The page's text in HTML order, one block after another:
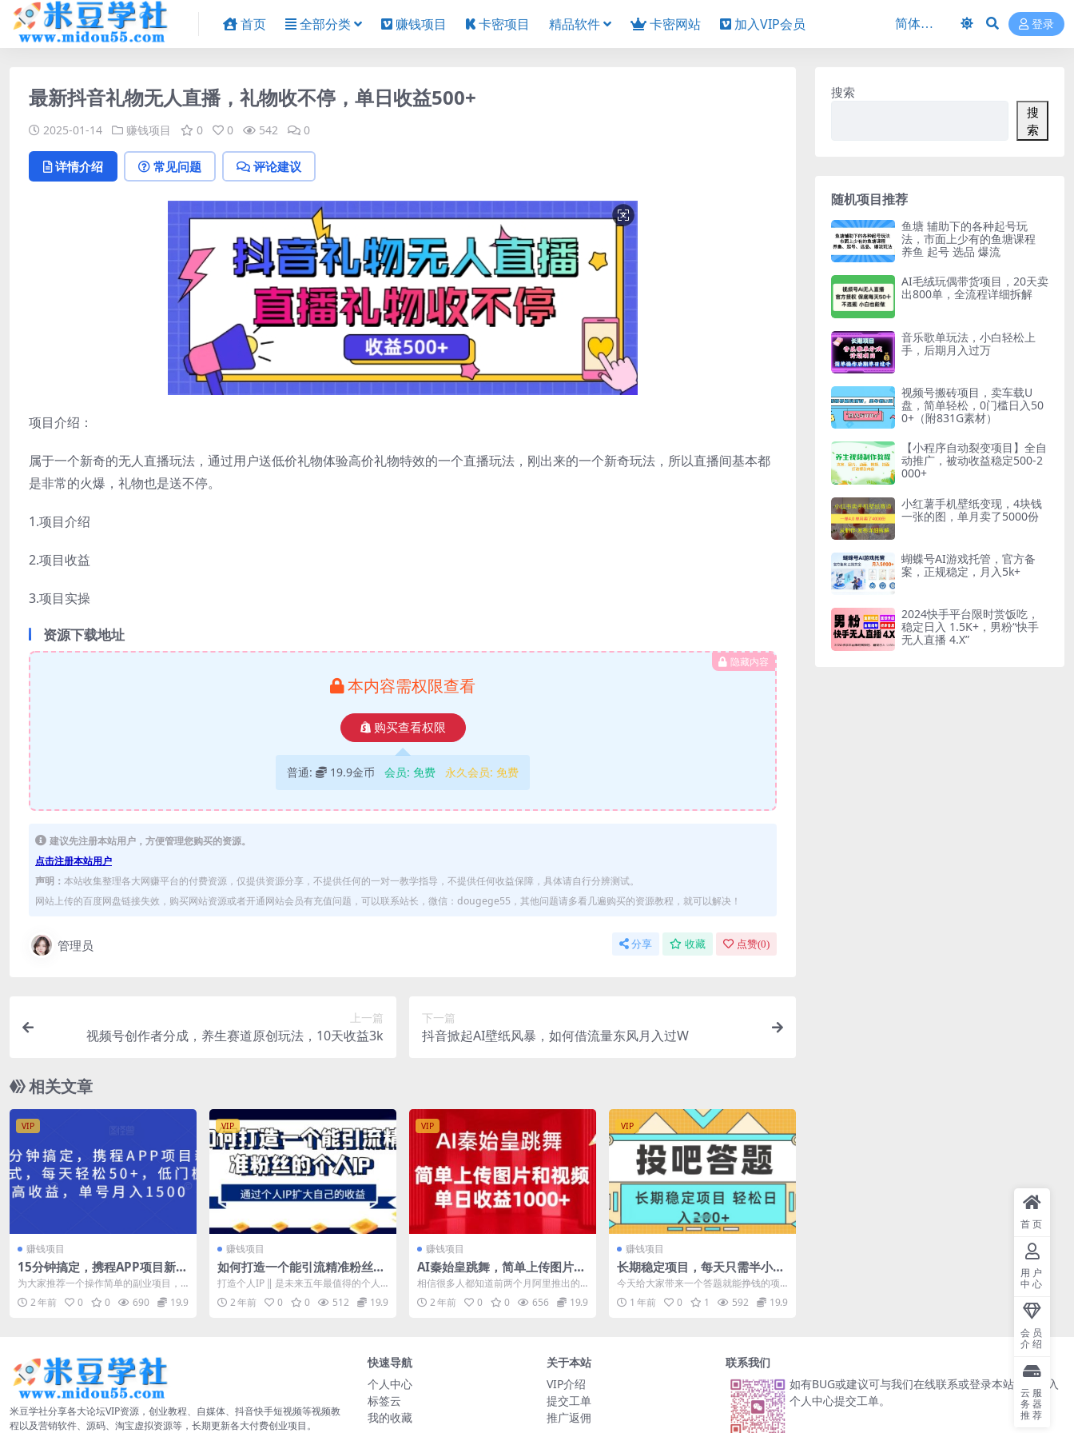
首页 全部分类 赚钱项目 卡密项目 精品软件 卡密网站 加入VIP会员 登录
最新抖音礼物无人直播，礼物收不停，单日收益500+
2025-01-14 赚钱项目 0 0 542 0
详情介绍 常见问题 评论建议
项目介绍：
属于一个新奇的无人直播玩法，通过用户送低价礼物体验高价礼物特效的一个直播玩法，刚出来的一个新奇玩法，所以直播间基本都
是非常的火爆，礼物也是送不停。
1.项目介绍
2.项目收益
3.项目实操
资源下载地址
隐藏内容
本内容需权限查看
购买查看权限
普通: 19.9金币 会员: 免费 永久会员: 免费
建议先注册本站用户，方便管理您购买的资源。
点击注册本站用户
声明： 本站收集整理各大网赚平台的付费资源，仅提供资源分享，不提供任何的一对一教学指导，不提供任何收益保障，具体请自行分辨测试。
网站上传的百度网盘链接失效，购买网站资源或者开通网站会员有充值问题，可以联系站长，微信：dougege55，其他问题请多看几遍购买的资源教程，就可以解决！
管理员 分享 收藏 点赞(0)
上一篇
视频号创作者分成，养生赛道原创玩法，10天收益3k
下一篇
抖音掀起AI壁纸风暴，如何借流量东风月入过W
相关文章
VIP
赚钱项目
15分钟搞定，携程APP项目新模
式，每天轻松50+，低门槛高收
益，单号月入1500
为大家推荐一个操作简单的副业项目，
适合任何人参与。你只需每天花15分钟
制作一个视...
2 年前 0 0 690 19.9
VIP
赚钱项目
如何打造一个能引流精准粉丝的
个人IP，通过个人IP扩大自己的
收益
打造个人IP ‖ 是未来五年最值得的个人
投资 对于普通人来说，这是一个很好的
时代...2 年前 0 0 512 19.9
VIP
赚钱项目
AI秦始皇跳舞，简单上传图片和
视频，单日收益1000+
相信很多人都知道前两个月阿里推出的
“全民舞王”，也是可以通过一张图片生成
跳舞视频...
2 年前 0 0 656 19.9
VIP
赚钱项目
长期稳定项目，每天只需半小时!
无需技能，注册即做，轻松每天
日入200+
今天给大家带来一个答题就能挣钱的项
目，有手就行，稳定很多年了，每天挣
个几十到20...
1 年前 0 1 592 19.9
搜索
搜
索
随机项目推荐
鱼塘 辅助下的各种起号玩
法，市面上少有的鱼塘课程
养鱼 起号 选品 爆流
AI毛绒玩偶带货项目，20天卖
出800单，全流程详细拆解
音乐歌单玩法，小白轻松上
手，后期月入过万
视频号搬砖项目，卖车载U
盘，简单轻松，0门槛日入50
0+（附831G素材）
【小程序自动裂变项目】全自
动推广，被动收益稳定500-2
000+
小红薯手机壁纸变现，4块钱
一张的图，单月卖了5000份
蝴蝶号AI游戏托管，官方备
案，正规稳定，月入5k+
2024快手平台限时赏饭吃，
稳定日入 1.5K+，男粉“快手
无人直播 4.X”
米豆学社分享各大论坛VIP资源，创业教程、自媒体、抖音快手短视频等视频教
程以及营销软件、源码、淘宝虚拟资源等，长期更新各大付费创业项目。
快速导航
个人中心
标签云
我的收藏
关于本站
VIP介绍
提交工单
推广返佣
联系我们
如有BUG或建议可与我们在线联系或登录本站账号进入
个人中心提交工单。
首页
用户
中心
会员
介绍
云服
务器
推荐